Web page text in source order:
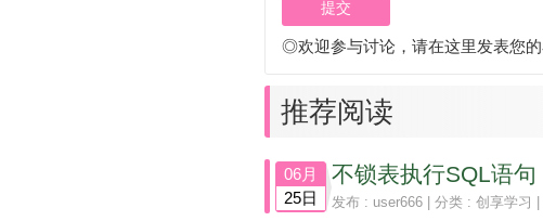
◎欢迎参与讨论，请在这里发表您的
推荐阅读
06月
25日
发布 : user666 | 分类 : 创享学习